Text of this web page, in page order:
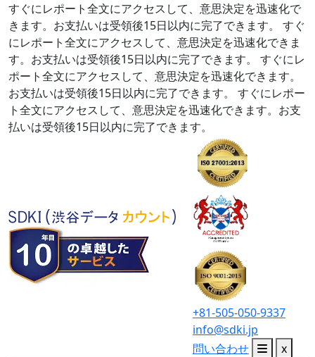
すぐにレポート全文にアクセスして、意思決定を迅速化で
きます。お支払いは受領後15日以内に完了できます。
すぐ
にレポート全文にアクセスして、意思決定を迅速化できま
す。お支払いは受領後15日以内に完了できます。
すぐにレ
ポート全文にアクセスして、意思決定を迅速化できます。
お支払いは受領後15日以内に完了できます。
すぐにレポー
ト全文にアクセスして、意思決定を迅速化できます。お支
払いは受領後15日以内に完了できます。
+81-505-050-9337
info@sdki.jp
問い合わせ
x